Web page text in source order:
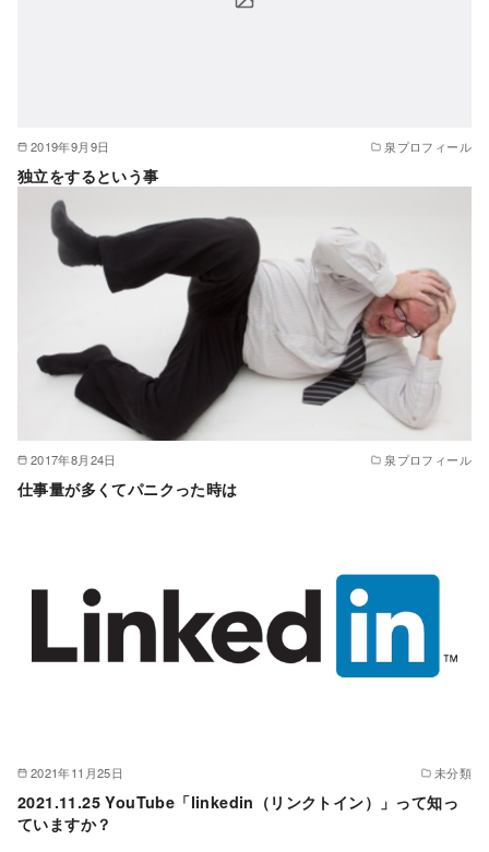
2019年9月9日 泉プロフィール
独立をするという事
2017年8月24日 泉プロフィール
仕事量が多くてパニクった時は
2021年11月25日 未分類
2021.11.25 YouTube「linkedin（リンクトイン）」って知っ
ていますか？